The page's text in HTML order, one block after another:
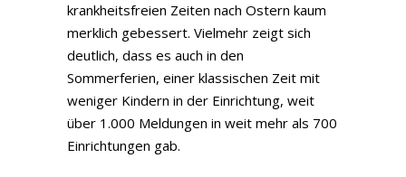
krankheitsfreien Zeiten nach Ostern kaum
merklich gebessert. Vielmehr zeigt sich
deutlich, dass es auch in den
Sommerferien, einer klassischen Zeit mit
weniger Kindern in der Einrichtung, weit
über 1.000 Meldungen in weit mehr als 700
Einrichtungen gab.